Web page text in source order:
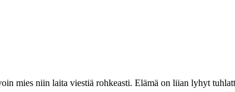
mies niin laita viestiä rohkeasti. Elämä on liian lyhyt